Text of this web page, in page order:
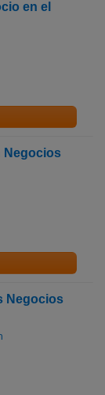
en el
Negocios
Negocios